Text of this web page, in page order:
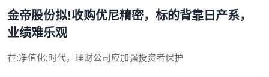
金帝股份拟!收购优尼精密，标的背靠日产系，
业绩难乐观
在:净值化;时代，理财公司应加强投资者保护